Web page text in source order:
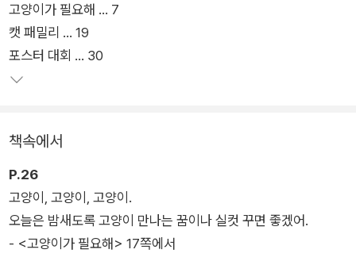
이인 척 행세하는 모습을 통해 저작권과 도덕성은 함께 봐야 할
중요한 가치임을 말한다. 고양이 이야기에 표절, 오마주 주제를
녹여 보다 쉬운 저작권의 세계를 보여 주고, 동화를 읽은 어린이
는 누군가가 만든 저작물에도 권리가 있으며 그것을 함부로 이용
고양이가 필요해 … 7
캣 패밀리 … 19
포스터 대회 … 30
책속에서
P.26
고양이, 고양이, 고양이.
오늘은 밤새도록 고양이 만나는 꿈이나 실컷 꾸면 좋겠어.
- <고양이가 필요해> 17쪽에서